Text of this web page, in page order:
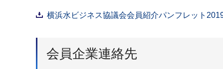
横浜水ビジネス協議会会員紹介パンフレット
会員企業連絡先